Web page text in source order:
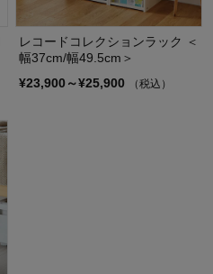
レコードコレクションラック ＜
幅37cm/幅49.5cm＞
¥23,900～¥25,900
（税込）